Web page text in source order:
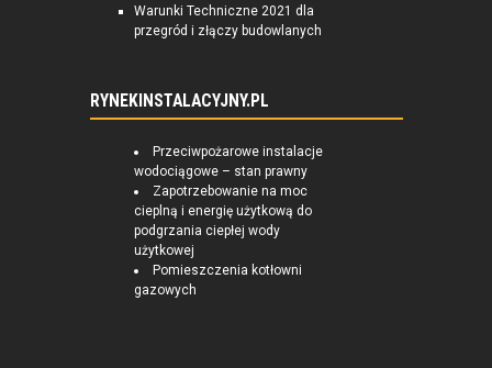
Warunki Techniczne 2021 dla
przegród i złączy budowlanych
RYNEKINSTALACYJNY.PL
Przeciwpożarowe instalacje
wodociągowe – stan prawny
Zapotrzebowanie na moc
cieplną i energię użytkową do
podgrzania ciepłej wody
użytkowej
Pomieszczenia kotłowni
gazowych